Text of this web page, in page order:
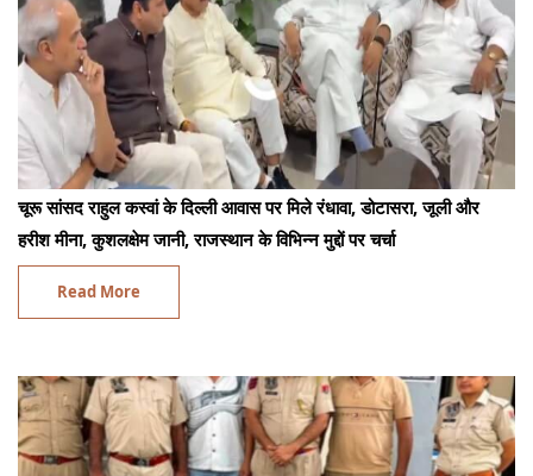
चूरू सांसद राहुल कस्वां के दिल्ली आवास पर मिले रंधावा, डोटासरा, जूली और
हरीश मीना, कुशलक्षेम जानी, राजस्थान के विभिन्न मुद्दों पर चर्चा
Read More